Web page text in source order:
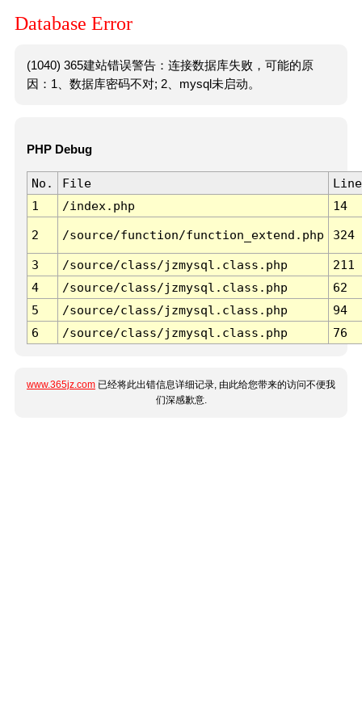
Database Error
(1040) 365建站错误警告：连接数据库失败，可能的原
因：1、数据库密码不对; 2、mysql未启动。
PHP Debug
No. File
Line
1
/index.php 14
2 /source/function/function_extend.php 324
3 /source/class/jzmysql.class.php
211
4
/source/class/jzmysql.class.php
62
5
/source/class/jzmysql.class.php
94
6
/source/class/jzmysql.class.php 76
www.365jz.com 已经将此出错信息详细记录, 由此给您带来的访问不便我
们深感歉意.